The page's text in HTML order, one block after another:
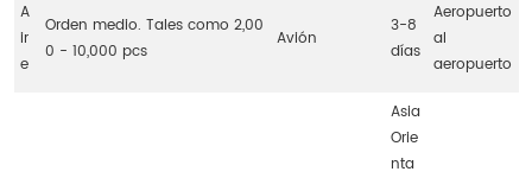
A
ir
e
Orden medio. Tales como 2,00
0 - 10,000 pcs
Avión
3-8
días
Aeropuerto
al
aeropuerto
Asia
Orie
nta